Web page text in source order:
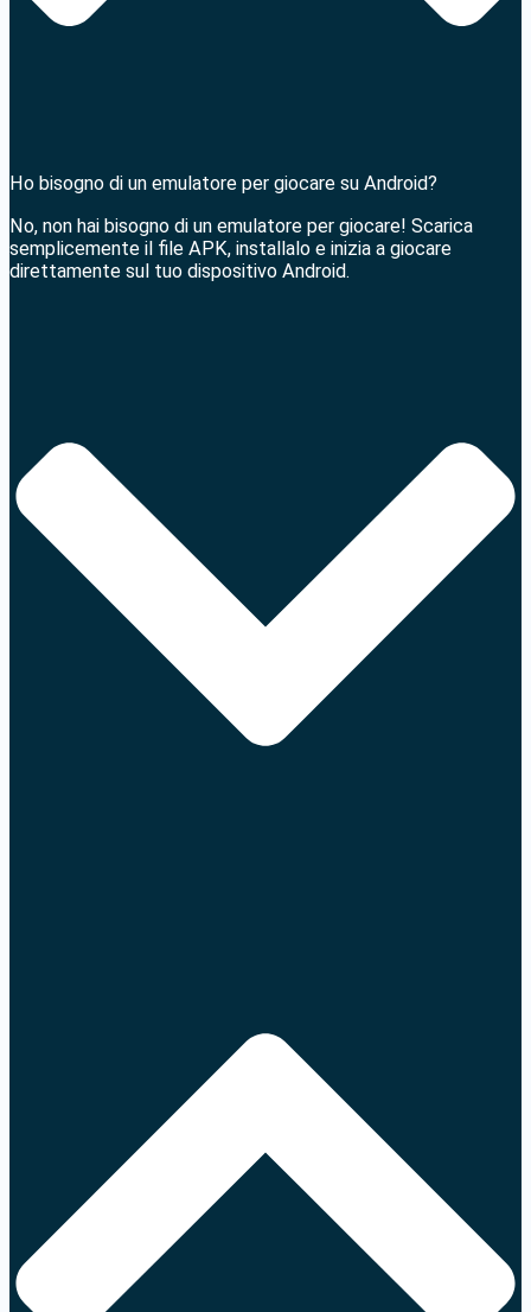
Ho bisogno di un emulatore per giocare su Android?
No, non hai bisogno di un emulatore per giocare! Scarica
semplicemente il file APK, installalo e inizia a giocare
direttamente sul tuo dispositivo Android.